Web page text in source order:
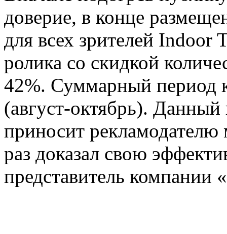
доверие, в конце
для всех зрителей Indoor
ролика со скидкой
42%. Суммарный период
(август-октябрь). Данный
приносит
раз доказал свою
представитель